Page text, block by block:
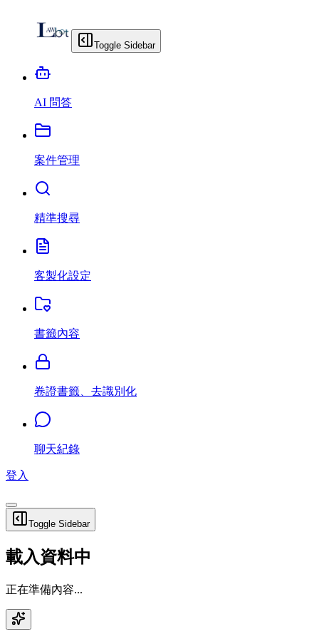
Toggle Sidebar
AI 問答
案件管理
精準搜尋
客製化設定
書籤內容
卷證書籤、去識別化
聊天紀錄
登入
Toggle Sidebar
載入資料中
正在準備內容...